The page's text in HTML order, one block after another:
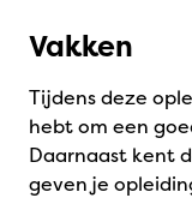
Vakken
Tijdens deze
hebt om een
Daarnaast kent
geven je